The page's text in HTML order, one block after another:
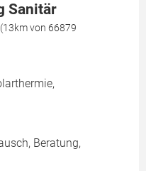
Sanitär
von 66879
Beratung,